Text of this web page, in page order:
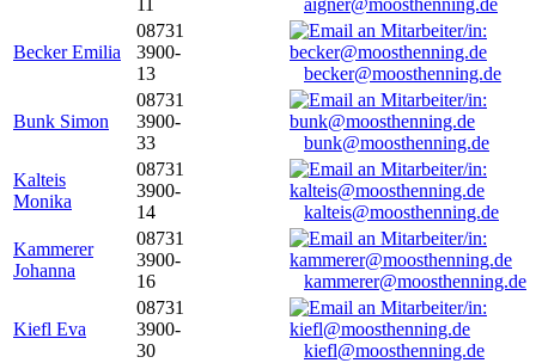
aigner@moosthenning.de
Becker Emilia
08731
3900-
13
becker@moosthenning.de
Bunk Simon
08731
3900-
33
bunk@moosthenning.de
Kalteis
Monika
08731
3900-
14
kalteis@moosthenning.de
Kammerer
Johanna
08731
3900-
16
kammerer@moosthenning.de
Kiefl Eva
08731
3900-
30
kiefl@moosthenning.de